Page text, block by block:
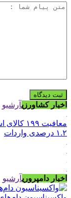
اخبار کشاورزیآرشیو
معافیت
۱.۲ درصدی واردات
اخبار دامپروریآرشیو